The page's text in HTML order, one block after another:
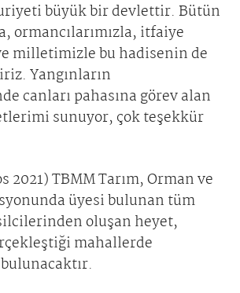
büyük bir devlettir. Bütün
ormancılarımızla, itfaiye
milletimizle bu hadisenin de
Yangınların
canları pahasına görev alan
sunuyor, çok teşekkür
2021) TBMM Tarım, Orman ve
üyesi bulunan tüm
oluşan heyet,
mahallerde